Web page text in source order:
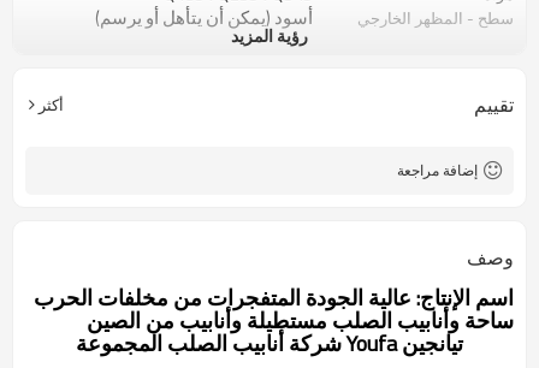
سطح - المظهر الخارجي أسود (يمكن أن يتأهل أو يرسم)
في حزم مع حزمة التصدير البلاستيكية
رؤية المزيد
تقييم أكثر
إضافة مراجعة
وصف
اسم الإنتاج: عالية الجودة المتفجرات من مخلفات الحرب
ساحة وأنابيب الصلب مستطيلة وأنابيب من الصين
تيانجين Youfa شركة أنابيب الصلب المجموعة